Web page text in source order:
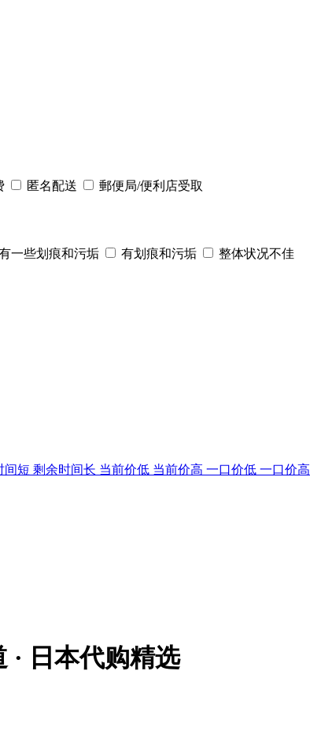
匿名配送 郵便局/便利店受取
一些划痕和污垢 有划痕和污垢 整体状况不佳
间短 剩余时间长 当前价低 当前价高 一口价低 一口价高
· 日本代购精选